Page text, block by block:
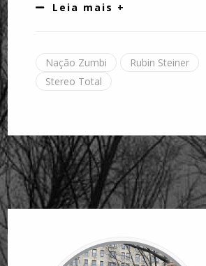
Leia mais +
Nação Zumbi
Rubin Steiner
Stereo Total